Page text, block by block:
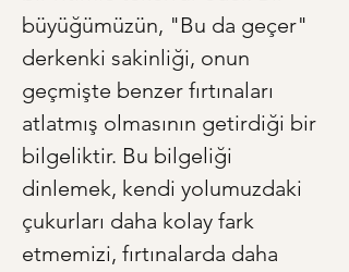
büyüğümüzün, "Bu da geçer"
derkenki sakinliği, onun
geçmişte benzer fırtınaları
atlatmış olmasının getirdiği bir
bilgeliktir. Bu bilgeliği
dinlemek, kendi yolumuzdaki
çukurları daha kolay fark
etmemizi, fırtınalarda daha